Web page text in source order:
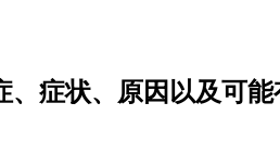
、症状、原因以及可